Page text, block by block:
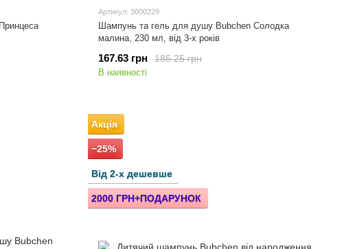
Артикул: 3000229
Шампунь та гель для душу Bubchen Солодка
малина, 230 мл, від 3-х років
186.25 грн
167.63 грн
В наявності
Акція
−25%
Від 2-х дешевше
2000 ГРН+ПОДАРУНОК